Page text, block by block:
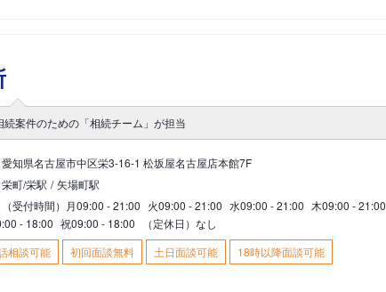
続案件のための「相続チーム」が担当
愛知県名古屋市中区栄3-16-1 松坂屋名古屋店本館7F
栄町/栄駅
矢場町駅
（受付時間） 月09:00 - 21:00 火09:00 - 21:00 水09:00 - 21:00 木09:00 - 21:00
- 18:00 祝09:00 - 18:00
（定休日）なし
相談可能
初回面談無料 土日面談可能 18時以降面談可能